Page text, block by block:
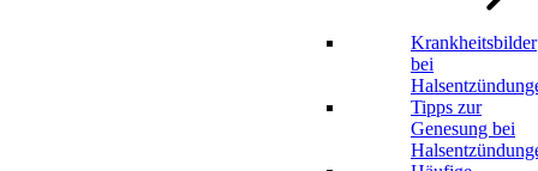
Krankheitsbilder
bei
Tipps zur
Genesung bei